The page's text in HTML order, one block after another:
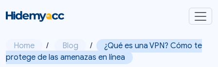
Home / Blog /
¿Qué es una VPN? Cómo te
protege de las amenazas en línea